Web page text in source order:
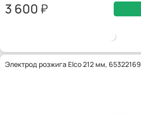
3 600
Электрод розжига Elco 212 мм, 65322169